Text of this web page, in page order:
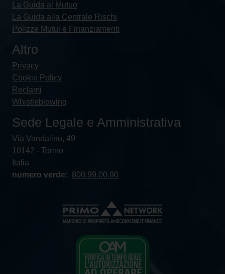
La Guida al Mutuo
La Guida alla Centrale Rischi
Polizze Mutui e Finanziamenti
Altro
Privacy
Cookie Policy
Reclami
Whistleblowing
Sede Legale e Amministrativa
Via Vandalino, 49
10142 - Torino
Italia
numero verde: 800.99.00.90